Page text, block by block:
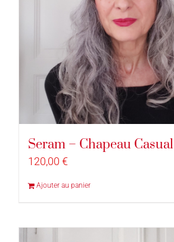
Seram – Chapeau Casual
120,00€
Ajouter au panier